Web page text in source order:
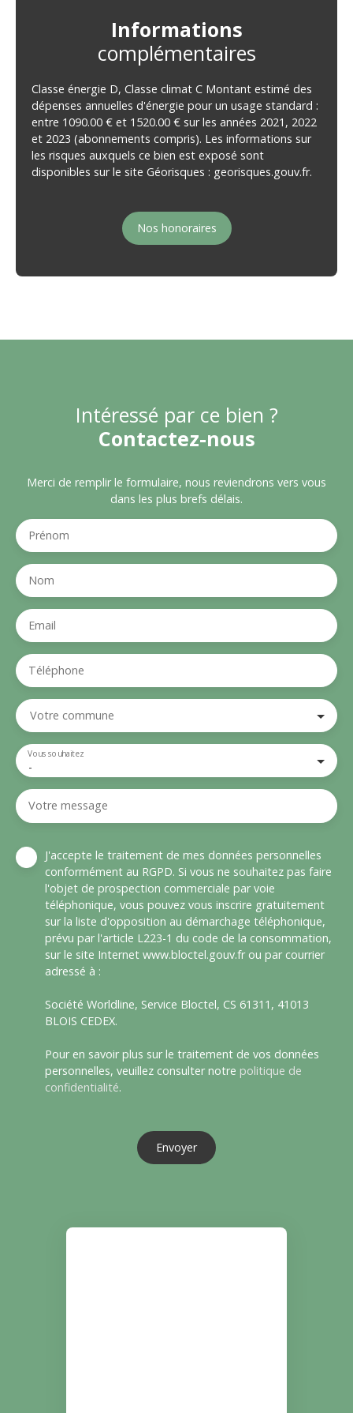
Informations
complémentaires
Classe énergie D, Classe climat C Montant estimé des
dépenses annuelles d'énergie pour un usage standard :
entre 1090.00 € et 1520.00 € sur les années 2021, 2022
et 2023 (abonnements compris). Les informations sur
les risques auxquels ce bien est exposé sont
disponibles sur le site Géorisques : georisques.gouv.fr.
Nos honoraires
Intéressé par ce bien ?
Contactez-nous
Merci de remplir le formulaire, nous reviendrons vers vous
dans les plus brefs délais.
Prénom
Nom
Email
Téléphone
Votre commune
-
Vous souhaitez
Votre message
J'accepte le traitement de mes données personnelles
conformément au RGPD. Si vous ne souhaitez pas faire
l'objet de prospection commerciale par voie
téléphonique, vous pouvez vous inscrire gratuitement
sur la liste d'opposition au démarchage téléphonique,
prévu par l'article L223-1 du code de la consommation,
sur le site Internet www.bloctel.gouv.fr ou par courrier
adressé à :
Société Worldline, Service Bloctel, CS 61311, 41013
BLOIS CEDEX.
Pour en savoir plus sur le traitement de vos données
personnelles, veuillez consulter notre politique de
confidentialité.
Envoyer